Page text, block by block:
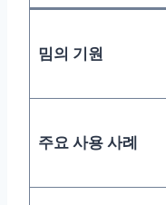
밈의 기원
주요 사용 사례